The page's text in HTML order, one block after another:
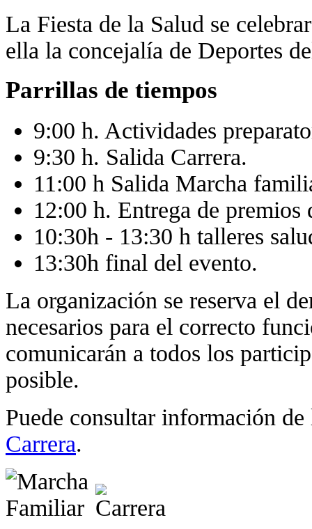
La Fiesta de la Salud se
ella la concejalía de Deportes
Parrillas de tiempos
9:00 h. Actividades
9:30 h. Salida Carrera.
11:00 h Salida Marcha
12:00 h. Entrega de premios
10:30h - 13:30 h talleres
13:30h final del evento.
La organización se reserva el
necesarios para el correcto
comunicarán a todos los
posible.
Puede consultar información
Carrera.